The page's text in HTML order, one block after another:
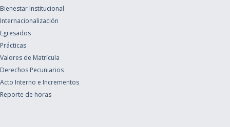
Bienestar Institucional
Internacionalización
Egresados
Prácticas
Valores de Matrícula
Derechos Pecuniarios
Acto Interno e Incrementos
Reporte de horas